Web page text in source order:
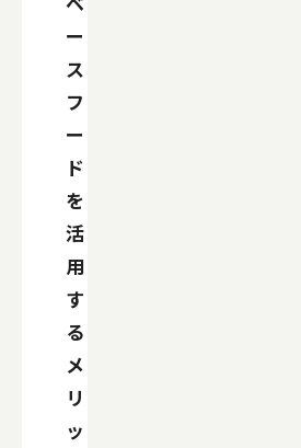
ー
ス
フ
ー
ド
を
活
用
す
る
メ
リ
ッ